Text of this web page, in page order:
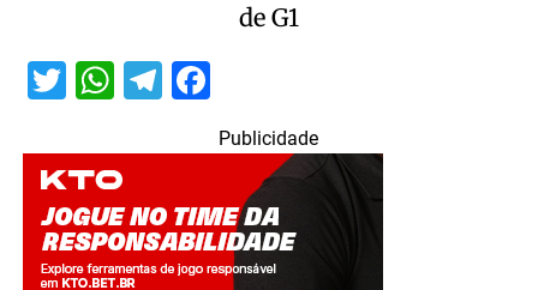
de G1
TwitterWhatsApp
Telegram
Publicidade